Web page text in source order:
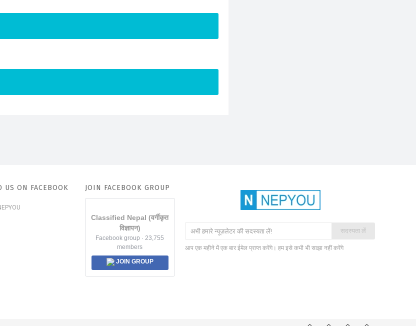
US ON FACEBOOK JOIN FACEBOOK GROUP
Classified Nepal (वर्गीकृत
विज्ञापन)
Facebook group · 23,755
members
JOIN GROUP
सदस्यता लें
आप एक महीने में एक बार ईमेल प्राप्त करेंगे। हम इसे कभी भी साझा नहीं करेंगे